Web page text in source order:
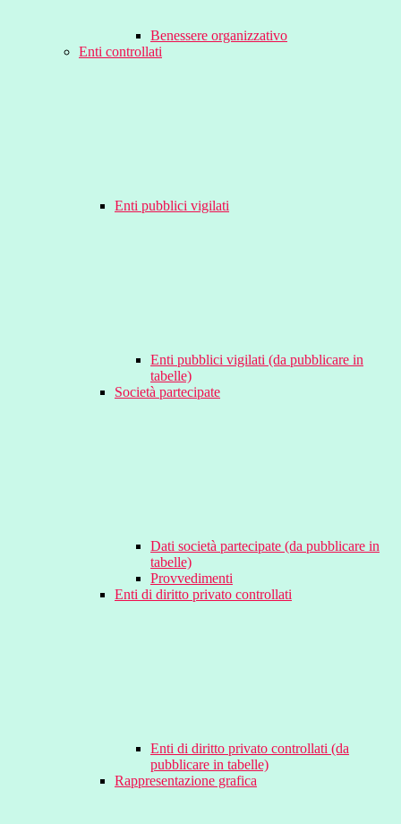
Benessere organizzativo
Enti controllati
Enti pubblici vigilati
Enti pubblici vigilati (da pubblicare in
tabelle)
Società partecipate
Dati società partecipate (da pubblicare in
tabelle)
Provvedimenti
Enti di diritto privato controllati
Enti di diritto privato controllati (da
pubblicare in tabelle)
Rappresentazione grafica